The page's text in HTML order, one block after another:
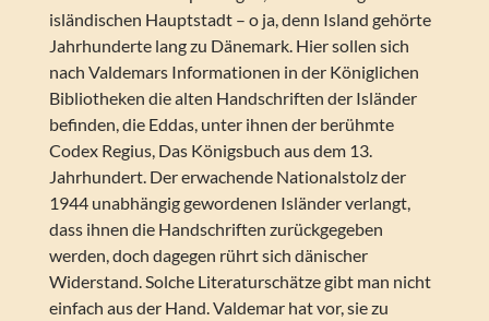
isländischen Hauptstadt – o ja, denn Island gehörte
Jahrhunderte lang zu Dänemark. Hier sollen sich
nach Valdemars Informationen in der Königlichen
Bibliotheken die alten Handschriften der Isländer
befinden, die Eddas, unter ihnen der berühmte
Codex Regius, Das Königsbuch aus dem 13.
Jahrhundert. Der erwachende Nationalstolz der
1944 unabhängig gewordenen Isländer verlangt,
dass ihnen die Handschriften zurückgegeben
werden, doch dagegen rührt sich dänischer
Widerstand. Solche Literaturschätze gibt man nicht
einfach aus der Hand. Valdemar hat vor, sie zu